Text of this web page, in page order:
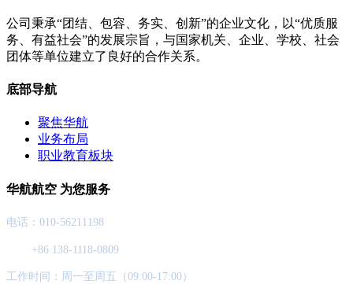
公司秉承“团结、包容、务实、创新”的企业文化，以“优质服
务、有益社会”的发展宗旨，与国家机关、企业、学校、社会
团体等单位建立了良好的合作关系。
底部导航
聚焦华航
业务布局
职业教育板块
华航航空 为您服务
电话：010-56211198
+86 138-1118-0809
工作时间：周一至周五（09:00-17:00）